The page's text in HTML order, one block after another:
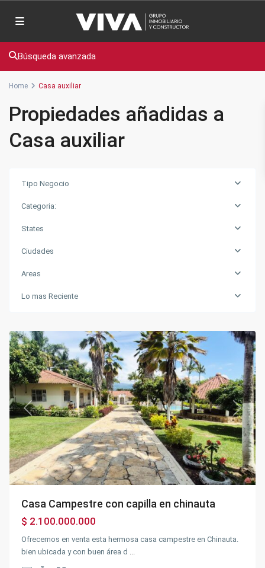
Búsqueda avanzada
Home Casa auxiliar
Propiedades añadidas a
Casa auxiliar
Tipo Negocio
Categoria:
States
Ciudades
Areas
Lo mas Reciente
Previous Next
Casa Campestre con capilla en chinauta
$ 2.100.000.000
Ofrecemos en venta esta hermosa casa campestre en Chinauta.
bien ubicada y con buen área d